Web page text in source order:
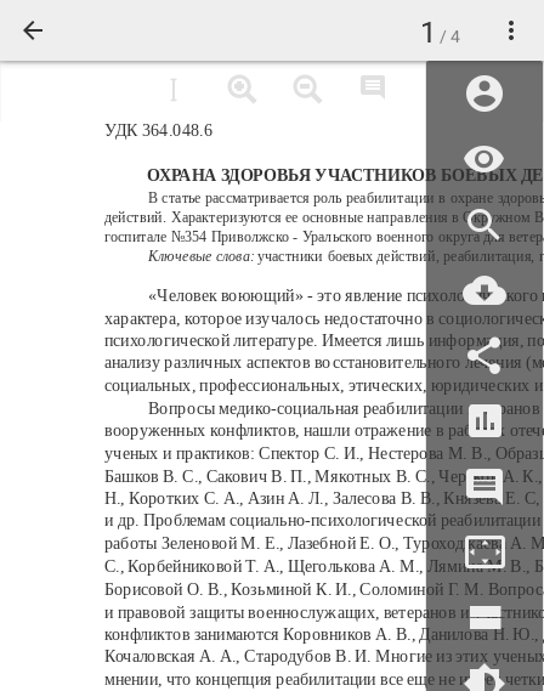
1 / 4
УДК 364.048.6
ОХРАНА ЗДОРОВЬЯ УЧАСТНИКОВ БОЕВЫХ
В статье рассматривается роль реабилитации в охране
действий. Характеризуются ее основные направления в Окружном
госпитале №354 Приволжско - Уральского военного округа для
Ключевые слова: участники боевых действий, реабилитация,
«Человек воюющий» - это явление психологического
характера, которое изучалось недостаточно в
психологической литературе. Имеется лишь информация,
анализу различных аспектов восстановительного лечения
социальных, профессиональных, этических, юридических
Вопросы медико-социальная реабилитации ветеранов
вооруженных конфликтов, нашли отражение в работах
ученых и практиков: Спектор С. И., Нестерова М. В.,
Башков В. С., Сакович В. П., Мякотных В. С., Чертков А.
Н., Коротких С. А., Азин А. Л., Залесова В. В., Князева Е.
и др. Проблемам социально-психологической
работы Зеленовой М. Е., Лазебной Е. О., Туроходжаева А.
С., Корбейниковой Т. А., Щеголькова А. М., Лямина М. В.,
Борисовой О. В., Козьминой К. И., Соломиной Г. М.
и правовой защиты военнослужащих, ветеранов и
конфликтов занимаются Коровников А. В., Данилова Н.
Кочаловская А. А., Стародубов В. И. Многие из этих
мнении, что концепция реабилитации все еще не имеет